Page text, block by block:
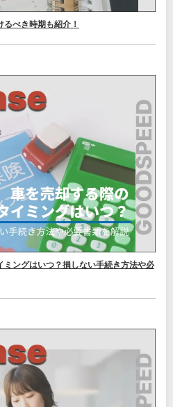
べき時期も紹介！
ングはいつ？損しない手続き方法や必